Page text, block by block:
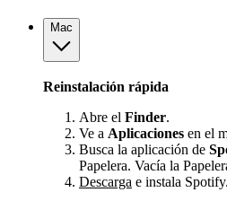
Mac
Reinstalación rápida
Abre el Finder.
Ve a Aplicaciones en el
Busca la aplicación de
Papelera. Vacía la
Descarga e instala Spotify.